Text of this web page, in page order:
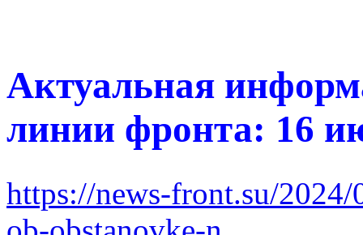
Актуальная
линии фронта: 16
https://news-front.su/